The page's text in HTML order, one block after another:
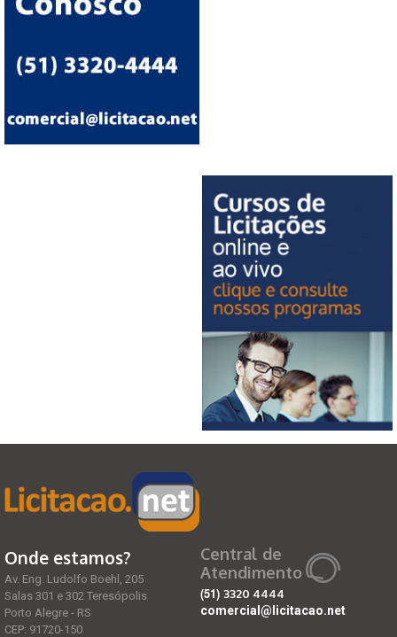
Onde estamos?
Av. Eng. Ludolfo Boehl, 205
Salas 301 e 302 Teresópolis
Porto Alegre - RS
CEP: 91720-150
Central de
Atendimento
(51) 3320 4444
comercial@licitacao.net